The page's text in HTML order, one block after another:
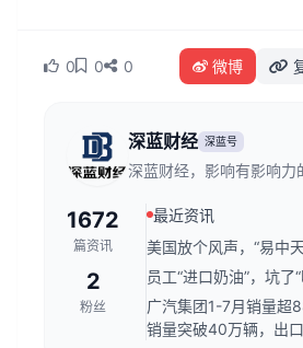
0 0 0 微博
深蓝财经 深蓝号
深蓝财经，影响有影响力
者社区，关注资本市场、
值、财经传媒行业，是国
1672
篇资讯
2
粉丝
最近资讯
美国放个风声，“易中
员工“进口奶油”，坑了
广汽集团1-7月销量超
销量突破40万辆，出